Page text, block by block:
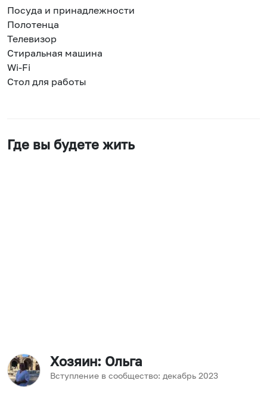
Посуда и принадлежности
Полотенца
Телевизор
Стиральная машина
Wi-Fi
Стол для работы
Где вы будете жить
Хозяин: Ольга
Вступление в сообщество: декабрь 2023